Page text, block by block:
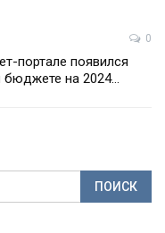
0
портале появился
бюджете на 2024…